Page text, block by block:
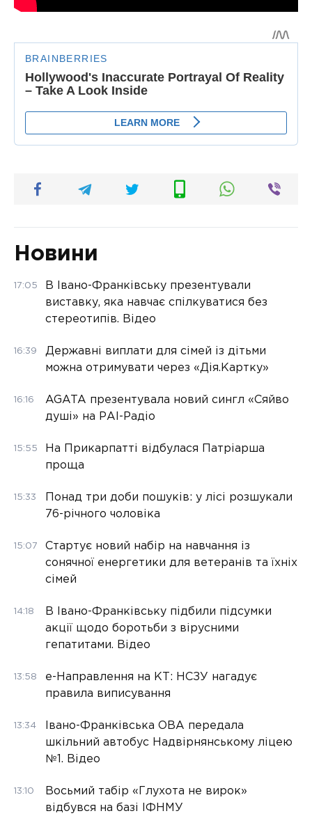
Новини
17:05
В Івано-Франківську презентували
виставку, яка навчає спілкуватися без
стереотипів. Відео
16:39
Державні виплати для сімей із дітьми
можна отримувати через «Дія.Картку»
16:16
AGATA презентувала новий сингл «Сяйво
душі» на РАІ-Радіо
15:55
На Прикарпатті відбулася Патріарша
проща
15:33
Понад три доби пошуків: у лісі розшукали
76-річного чоловіка
15:07
Стартує новий набір на навчання із
сонячної енергетики для ветеранів та їхніх
сімей
14:18
В Івано-Франківську підбили підсумки
акції щодо боротьби з вірусними
гепатитами. Відео
13:58
е-Направлення на КТ: НСЗУ нагадує
правила виписування
13:34
Івано-Франківська ОВА передала
шкільний автобус Надвірнянському ліцею
№1. Відео
13:10
Восьмий табір «Глухота не вирок»
відбувся на базі ІФНМУ